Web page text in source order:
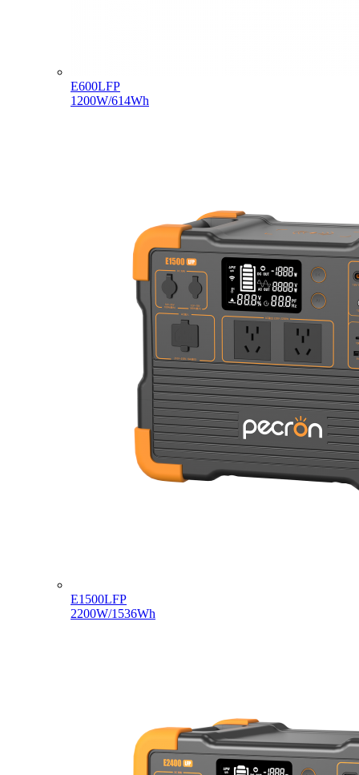
E600LFP
1200W/614Wh
E1500LFP
2200W/1536Wh